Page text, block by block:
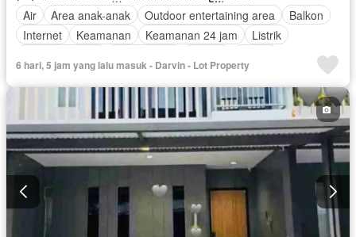
Air
Area anak-anak Outdoor entertaining area
Balkon
Internet
Keamanan Keamanan 24 jam
Listrik
Tanpa perabotan
6 hari, 5 jam yang lalu masuk - Darvin - Lot Property